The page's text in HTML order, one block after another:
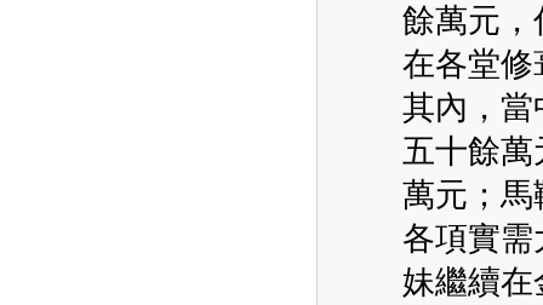
餘萬元，
在各堂修
其內，當
五十餘萬
萬元；馬
各項實需
妹繼續在